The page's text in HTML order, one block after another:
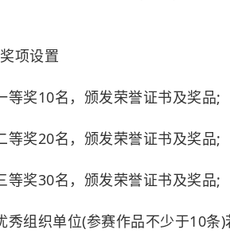
项设置
奖10名，颁发荣誉证书及奖品;
奖20名，颁发荣誉证书及奖品;
奖30名，颁发荣誉证书及奖品;
织单位(参赛作品不少于10条)